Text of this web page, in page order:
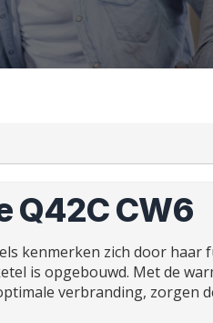
Q42C CW6
kenmerken zich door
is opgebouwd. Met de
verbranding, zorgen